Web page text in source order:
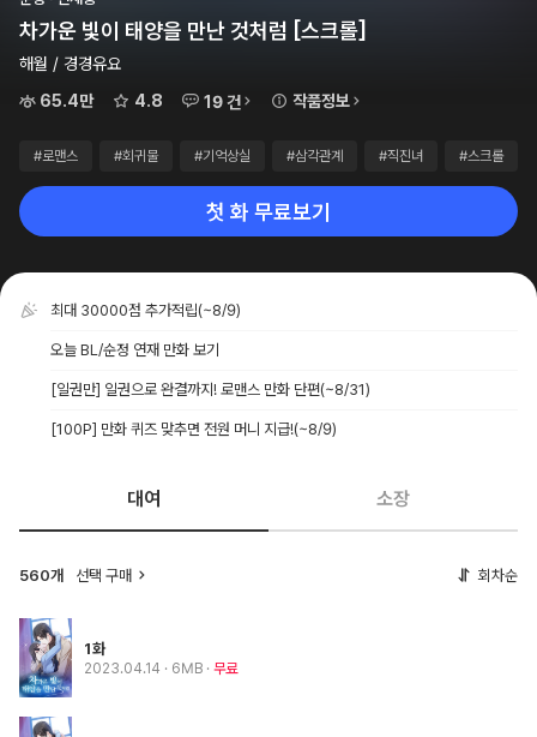
차가운 빛이 태양을 만난 것처럼 [스크롤]
해월 / 경경유요
65.4만
4.8 19 건 작품정보
#로맨스 #회귀물 #기억상실 #삼각관계 #직진녀 #스크롤
첫 화 무료보기
최대 30000점 추가적립(~8/9)
오늘 BL/순정 연재 만화 보기
[일권만] 일권으로 완결까지! 로맨스 만화 단편(~8/31)
[100P] 만화 퀴즈 맞추면 전원 머니 지급!(~8/9)
대여 소장
560개 선택 구매 회차순
1화
2023.04.14 · 6MB 무료